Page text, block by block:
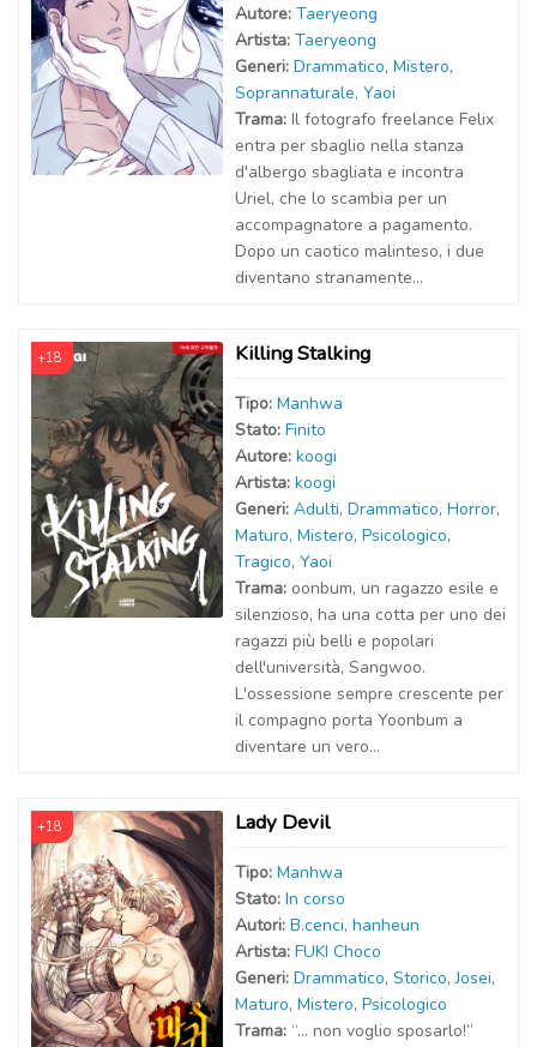
Autore: Taeryeong
Artista: Taeryeong
Generi: Drammatico, Mistero,
Soprannaturale, Yaoi
Trama: Il fotografo freelance Felix
entra per sbaglio nella stanza
d'albergo sbagliata e incontra
Uriel, che lo scambia per un
accompagnatore a pagamento.
Dopo un caotico malinteso, i due
diventano stranamente...
+18 Killing Stalking
Tipo: Manhwa
Stato: Finito
Autore: koogi
Artista: koogi
Generi: Adulti, Drammatico, Horror,
Maturo, Mistero, Psicologico,
Tragico, Yaoi
Trama: oonbum, un ragazzo esile e
silenzioso, ha una cotta per uno dei
ragazzi più belli e popolari
dell'università, Sangwoo.
L'ossessione sempre crescente per
il compagno porta Yoonbum a
diventare un vero...
+18 Lady Devil
Tipo: Manhwa
Stato: In corso
Autori: B.cenci, hanheun
Artista: FUKI Choco
Generi: Drammatico, Storico,Josei,
Maturo, Mistero, Psicologico
Trama: “… non voglio sposarlo!”